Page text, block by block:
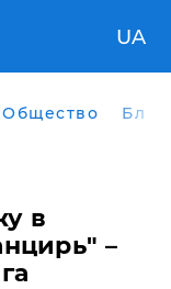
UA
Общество
в
–